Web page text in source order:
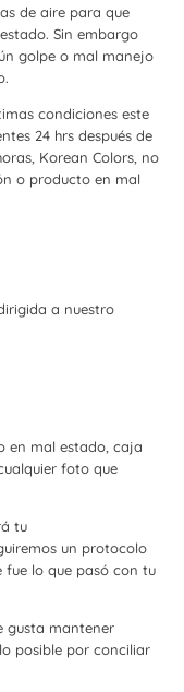
de aire para que
Sin embargo
golpe o mal manejo
condiciones este
24 hrs después de
Korean Colors, no
o producto en mal
a nuestro
en mal estado, caja
foto que
tu
un protocolo
fue lo que pasó con tu
gusta mantener
posible por conciliar